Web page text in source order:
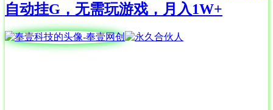
自动挂G，无需玩游戏，月入1W+